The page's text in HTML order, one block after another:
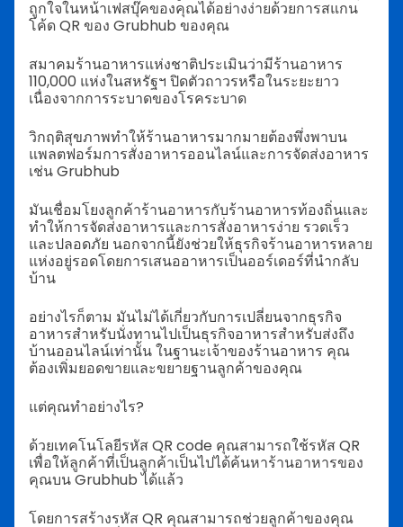
ถูกใจในหน้าเฟสบุ๊คของคุณได้อย่างง่ายด้วยการสแกน
โค้ด QR ของ Grubhub ของคุณ
สมาคมร้านอาหารแห่งชาติประเมินว่ามีร้านอาหาร
110,000 แห่งในสหรัฐฯ ปิดตัวถาวรหรือในระยะยาว
เนื่องจากการระบาดของโรคระบาด
วิกฤติสุขภาพทำให้ร้านอาหารมากมายต้องพึ่งพาบน
แพลตฟอร์มการสั่งอาหารออนไลน์และการจัดส่งอาหาร
เช่น Grubhub
มันเชื่อมโยงลูกค้าร้านอาหารกับร้านอาหารท้องถิ่นและ
ทำให้การจัดส่งอาหารและการสั่งอาหารง่าย รวดเร็ว
และปลอดภัย นอกจากนี้ยังช่วยให้ธุรกิจร้านอาหารหลาย
แห่งอยู่รอดโดยการเสนออาหารเป็นออร์เดอร์ที่นำกลับ
บ้าน
อย่างไรก็ตาม มันไม่ได้เกี่ยวกับการเปลี่ยนจากธุรกิจ
อาหารสำหรับนั่งทานไปเป็นธุรกิจอาหารสำหรับส่งถึง
บ้านออนไลน์เท่านั้น ในฐานะเจ้าของร้านอาหาร คุณ
ต้องเพิ่มยอดขายและขยายฐานลูกค้าของคุณ
แต่คุณทำอย่างไร?
ด้วยเทคโนโลยีรหัส QR code คุณสามารถใช้รหัส QR
เพื่อให้ลูกค้าที่เป็นลูกค้าเป็นไปได้ค้นหาร้านอาหารของ
คุณบน Grubhub ได้แล้ว
โดยการสร้างรหัส QR คุณสามารถช่วยลูกค้าของคุณ